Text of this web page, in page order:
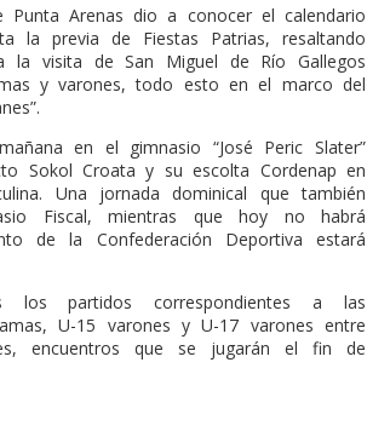
Punta Arenas dio a conocer el calendario
la previa de Fiestas Patrias, resaltando
la visita de San Miguel de Río Gallegos
y varones, todo esto en el marco del
en el gimnasio “José Peric Slater”
Sokol Croata y su escolta Cordenap en
Una jornada dominical que también
Fiscal, mientras que hoy no habrá
de la Confederación Deportiva estará
los partidos correspondientes a las
U-15 varones y U-17 varones entre
encuentros que se jugarán el fin de